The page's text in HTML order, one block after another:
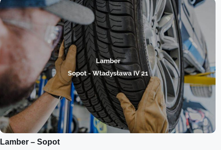
Lamber – Sopot